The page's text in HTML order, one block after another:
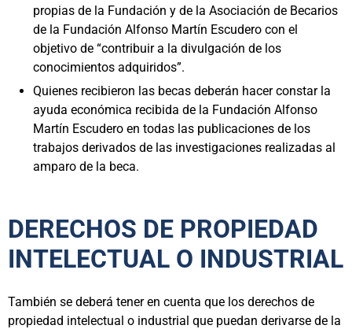
propias de la Fundación y de la Asociación de Becarios
de la Fundación Alfonso Martín Escudero con el
objetivo de “contribuir a la divulgación de los
conocimientos adquiridos”.
Quienes recibieron las becas deberán hacer constar la
ayuda económica recibida de la Fundación Alfonso
Martín Escudero en todas las publicaciones de los
trabajos derivados de las investigaciones realizadas al
amparo de la beca.
DERECHOS DE PROPIEDAD
INTELECTUAL O INDUSTRIAL
También se deberá tener en cuenta que los derechos de
propiedad intelectual o industrial que puedan derivarse de la